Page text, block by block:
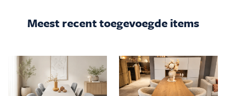
Meest recent toegevoegde items